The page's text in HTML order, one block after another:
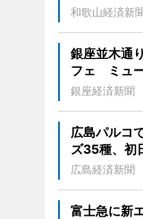
和歌山経済新
銀座並木通
フェ ミュ
銀座経済新聞
広島パルコ
ズ35種、初
広島経済新聞
富士急に新